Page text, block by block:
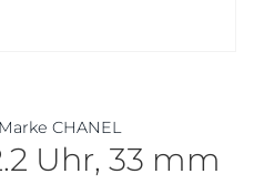
CHANEL
Uhr, 33 mm